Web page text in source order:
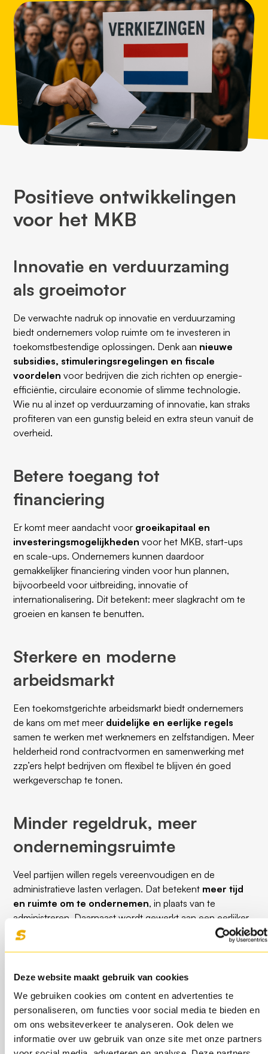
Deze website maakt gebruik van cookies
We gebruiken cookies om content en advertenties te
personaliseren, om functies voor social media te bieden en
om ons websiteverkeer te analyseren. Ook delen we
informatie over uw gebruik van onze site met onze partners
Positieve ontwikkelingen
voor het MKB
Innovatie en verduurzaming
als groeimotor
De verwachte nadruk op innovatie en verduurzaming
biedt ondernemers volop ruimte om te investeren in
toekomstbestendige oplossingen. Denk aan nieuwe
subsidies, stimuleringsregelingen en fiscale
voordelen voor bedrijven die zich richten op energie-
efficiëntie, circulaire economie of slimme technologie.
Wie nu al inzet op verduurzaming of innovatie, kan straks
profiteren van een gunstig beleid en extra steun vanuit de
overheid.
Betere toegang tot
financiering
Er komt meer aandacht voor groeikapitaal en
investeringsmogelijkheden voor het MKB, start-ups
en scale-ups. Ondernemers kunnen daardoor
gemakkelijker financiering vinden voor hun plannen,
bijvoorbeeld voor uitbreiding, innovatie of
internationalisering. Dit betekent: meer slagkracht om te
groeien en kansen te benutten.
‍Sterkere en moderne
arbeidsmarkt
Een toekomstgerichte arbeidsmarkt biedt ondernemers
de kans om met meer duidelijke en eerlijke regels
samen te werken met werknemers en zelfstandigen. Meer
helderheid rond contractvormen en samenwerking met
zzp’ers helpt bedrijven om flexibel te blijven én goed
werkgeverschap te tonen.
Minder regeldruk, meer
ondernemingsruimte
Veel partijen willen regels vereenvoudigen en de
administratieve lasten verlagen. Dat betekent meer tijd
en ruimte om te ondernemen, in plaats van te
administreren. Daarnaast wordt gewerkt aan een eerlijker
speelveld — zodat kleinere bedrijven beter kunnen
Versnelling in digitalisering en
internationale groei